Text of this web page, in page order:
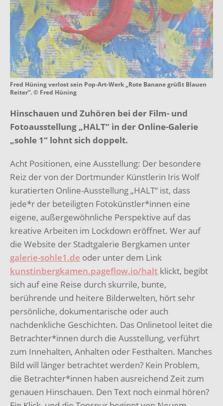
Fred Hüning verlost sein Pop-Art-Werk „Rote Banane grüßt Blauen
Reiter“. © Fred Hüning
Hinschauen und Zuhören bei der Film- und
Fotoausstellung „HALT“ in der Online-Galerie
„sohle 1“ lohnt sich doppelt.
Acht Positionen, eine Ausstellung: Der besondere
Reiz der von der Dortmunder Künstlerin Iris Wolf
kuratierten Online-Ausstellung „HALT“ ist, dass
jede*r der beteiligten Fotokünstler*innen eine
eigene, außergewöhnliche Perspektive auf das
kreative Arbeiten im Lockdown eröffnet. Wer auf
die Website der Stadtgalerie Bergkamen unter
galerie-sohle1.de oder unter dem Link
kunstinbergkamen.pageflow.io/halt klickt, begibt
sich auf eine Reise durch skurrile, bunte,
berührende und heitere Bilderwelten, hört sehr
persönliche, dokumentarische oder auch
nachdenkliche Geschichten. Das Onlinetool leitet die
Betrachter*innen durch die Ausstellung, verführt
zum Innehalten, Anhalten oder Festhalten. Manches
Bild will länger betrachtet werden? Kein Problem,
die Betrachter*innen haben ausreichend Zeit zum
genauen Hinschauen. Den Text noch einmal hören?